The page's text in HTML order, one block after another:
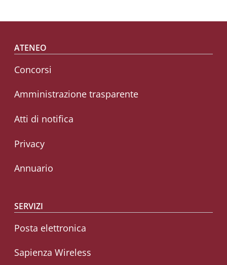
Footer menu
ATENEO
Concorsi
Amministrazione trasparente
Atti di notifica
Privacy
Annuario
SERVIZI
Posta elettronica
Sapienza Wireless